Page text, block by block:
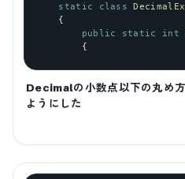
static class
    {
public
static int
        {
Decimalの小数点以下の丸め
ようにした